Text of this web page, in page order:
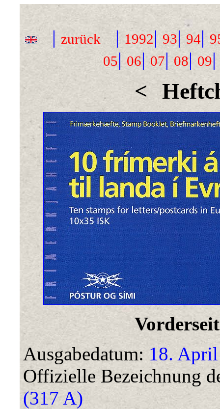
| zurück| 1992| 93| 94|
05|06|07| 08| 09
<
Ausgabedatum: 18.
Offizielle Bezeichnung
(317 A)